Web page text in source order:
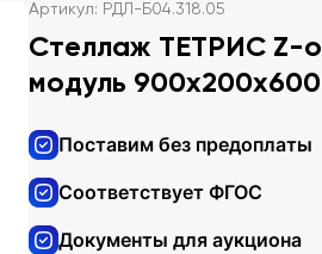
Артикул: РДЛ-Б04.318.05
Стеллаж ТЕТРИС Z-
модуль 900х200х600
Поставим без предоплаты
Соответствует ФГОС
Документы для аукциона